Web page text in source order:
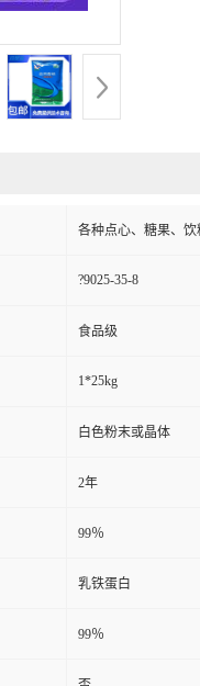
各种点心、糖果、
?9025-35-8
食品级
1*25kg
白色粉末或晶体
2年
99％
乳铁蛋白
99％